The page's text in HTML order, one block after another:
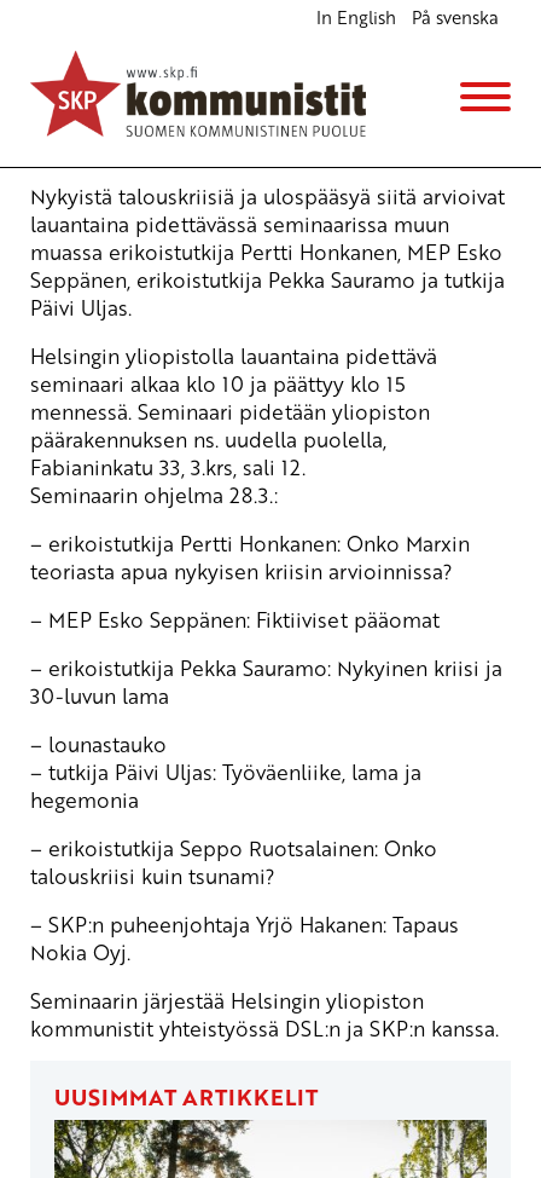
In English På svenska
Talouskriisi ja Marx -seminaari
Ajankohtaista
29.3.2009 - 16:05
Nykyistä talouskriisiä ja ulospääsyä siitä arvioivat
lauantaina pidettävässä seminaarissa muun
muassa erikoistutkija Pertti Honkanen, MEP Esko
Seppänen, erikoistutkija Pekka Sauramo ja tutkija
Päivi Uljas.
Helsingin yliopistolla lauantaina pidettävä
seminaari alkaa klo 10 ja päättyy klo 15
mennessä. Seminaari pidetään yliopiston
päärakennuksen ns. uudella puolella,
Fabianinkatu 33, 3.krs, sali 12.
Seminaarin ohjelma 28.3.:
– erikoistutkija Pertti Honkanen: Onko Marxin
teoriasta apua nykyisen kriisin arvioinnissa?
– MEP Esko Seppänen: Fiktiiviset pääomat
– erikoistutkija Pekka Sauramo: Nykyinen kriisi ja
30-luvun lama
– lounastauko
– tutkija Päivi Uljas: Työväenliike, lama ja
hegemonia
– erikoistutkija Seppo Ruotsalainen: Onko
talouskriisi kuin tsunami?
– SKP:n puheenjohtaja Yrjö Hakanen: Tapaus
Nokia Oyj.
Seminaarin järjestää Helsingin yliopiston
kommunistit yhteistyössä DSL:n ja SKP:n kanssa.
UUSIMMAT ARTIKKELIT